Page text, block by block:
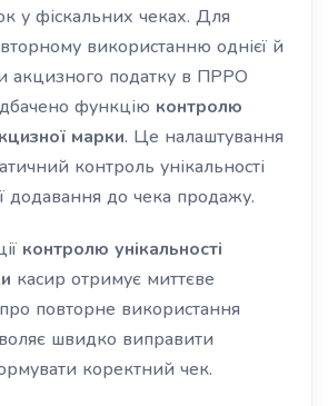
у фіскальних чеках. Для
використанню однієї й
акцизного податку в ПРРО
функцію контролю
марки. Це налаштування
контроль унікальності
додавання до чека продажу.
контролю унікальності
касир отримує миттєве
повторне використання
швидко виправити
коректний чек.